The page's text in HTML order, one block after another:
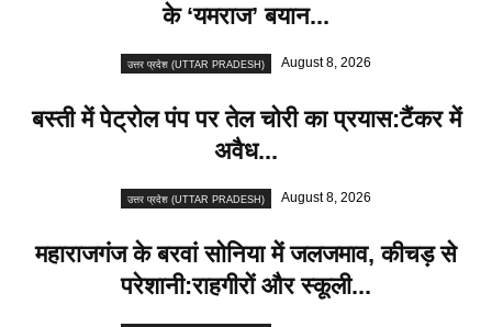
के ‘यमराज’ बयान...
उत्तर प्रदेश (UTTAR PRADESH) August 8, 2026
बस्ती में पेट्रोल पंप पर तेल चोरी का प्रयास:टैंकर में
अवैध...
उत्तर प्रदेश (UTTAR PRADESH) August 8, 2026
महाराजगंज के बरवां सोनिया में जलजमाव, कीचड़ से
परेशानी:राहगीरों और स्कूली...